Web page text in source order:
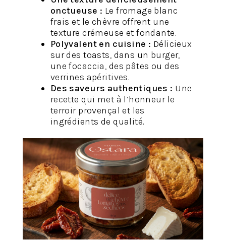
onctueuse : Le fromage blanc
frais et le chèvre offrent une
texture crémeuse et fondante.
Polyvalent en cuisine : Délicieux
sur des toasts, dans un burger,
une focaccia, des pâtes ou des
verrines apéritives.
Des saveurs authentiques : Une
recette qui met à l’honneur le
terroir provençal et les
ingrédients de qualité.